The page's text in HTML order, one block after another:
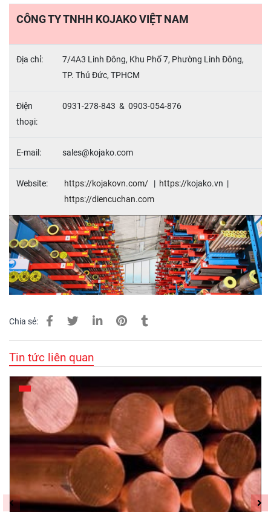
CÔNG TY TNHH KOJAKO VIỆT NAM
Địa chỉ:
7/4A3 Linh Đông, Khu Phố 7, Phường Linh Đông,
TP. Thủ Đức, TPHCM
Điện
thoại:
0931-278-843 & 0903-054-876
E-mail: sales@kojako.com
Website: https://kojakovn.com/ | https://kojako.vn |
https://diencuchan.com
Chia sẻ:
Tin tức liên quan